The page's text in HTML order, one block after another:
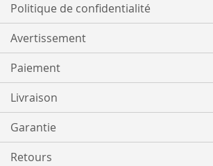
Politique de confidentialité
Avertissement
Paiement
Livraison
Garantie
Retours